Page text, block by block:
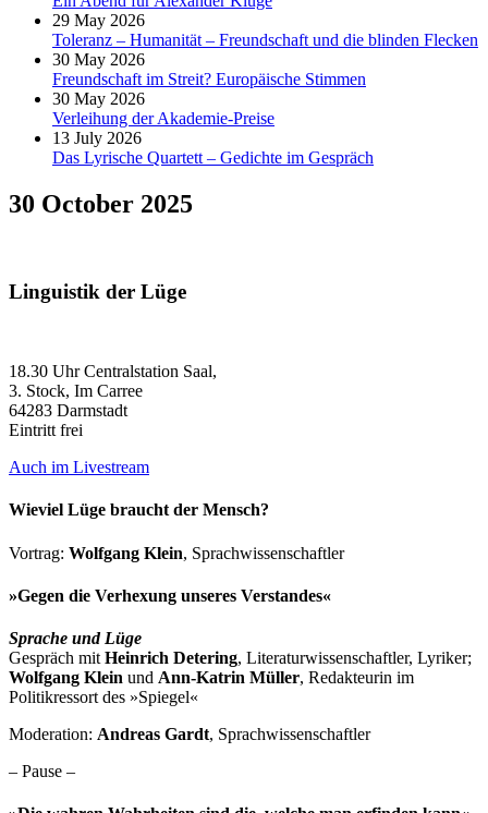
29 May 2026
Toleranz – Humanität – Freundschaft und die blinden Flecken
30 May 2026
Freundschaft im Streit? Europäische Stimmen
30 May 2026
Verleihung der Akademie-Preise
13 July 2026
Das Lyrische Quartett – Gedichte im Gespräch
30 October 2025
Linguistik der Lüge
18.30 Uhr Centralstation Saal,
3. Stock, Im Carree
64283 Darmstadt
Eintritt frei
Auch im Livestream
Wieviel Lüge braucht der Mensch?
Vortrag: Wolfgang Klein, Sprachwissenschaftler
»Gegen die Verhexung unseres Verstandes«
Sprache und Lüge
Gespräch mit Heinrich Detering, Literaturwissenschaftler, Lyriker;
Wolfgang Klein und Ann-Katrin Müller, Redakteurin im
Politikressort des »Spiegel«
Moderation: Andreas Gardt, Sprachwissenschaftler
– Pause –